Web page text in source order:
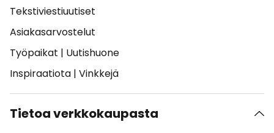
Tekstiviestiuutiset
Asiakasarvostelut
Työpaikat | Uutishuone
Inspiraatiota | Vinkkejä
Tietoa verkkokaupasta